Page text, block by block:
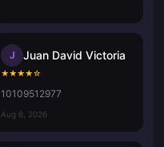
J Juan David Victoria
★★★★☆
10109512977
Aug 6, 2026